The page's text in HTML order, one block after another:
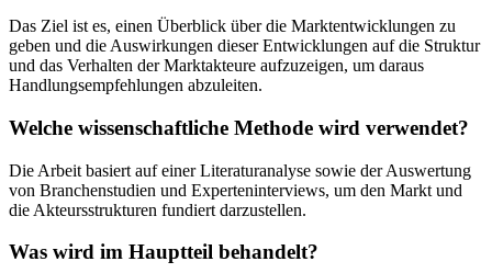
Das Ziel ist es, einen Überblick über die Marktentwicklungen zu
geben und die Auswirkungen dieser Entwicklungen auf die Struktur
und das Verhalten der Marktakteure aufzuzeigen, um daraus
Handlungsempfehlungen abzuleiten.
Welche wissenschaftliche Methode wird verwendet?
Die Arbeit basiert auf einer Literaturanalyse sowie der Auswertung
von Branchenstudien und Experteninterviews, um den Markt und
die Akteursstrukturen fundiert darzustellen.
Was wird im Hauptteil behandelt?